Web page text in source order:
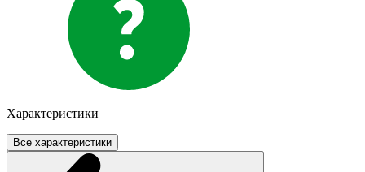
Характеристики
Все характеристики